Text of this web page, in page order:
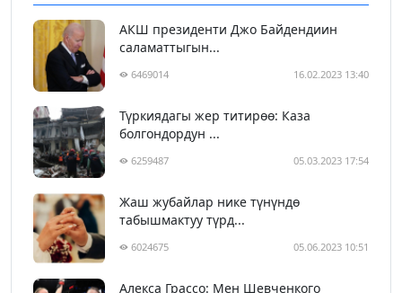
АКШ президенти Джо Байдендиин
саламаттыгын...
6469014 16.02.2023 13:40
Түркиядагы жер титирөө: Каза
болгондордун ...
6259487 05.03.2023 17:54
Жаш жубайлар нике түнүндө
табышмактуу түрд...
6024675 05.06.2023 10:51
Алекса Грассо: Мен Шевченкого